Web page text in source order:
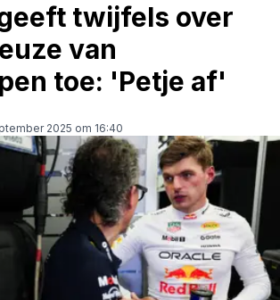
twijfels over
van
toe: 'Petje af'
2025 om 16:40